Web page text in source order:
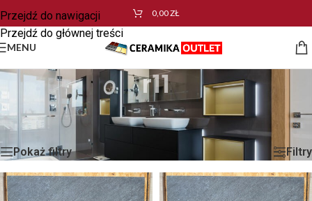
Przejdź do nawigacji
Przejdź do głównej treści
0,00ZŁ
MENU
r11
Strona główna/Produkty oznaczone “r11”
Wyświetlanie wszystkich wyników: 10
Pokaż filtry
Filtry